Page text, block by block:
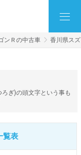
ンＲの中古車 香川県ス
ぎ)の頭文字という事も
覧表